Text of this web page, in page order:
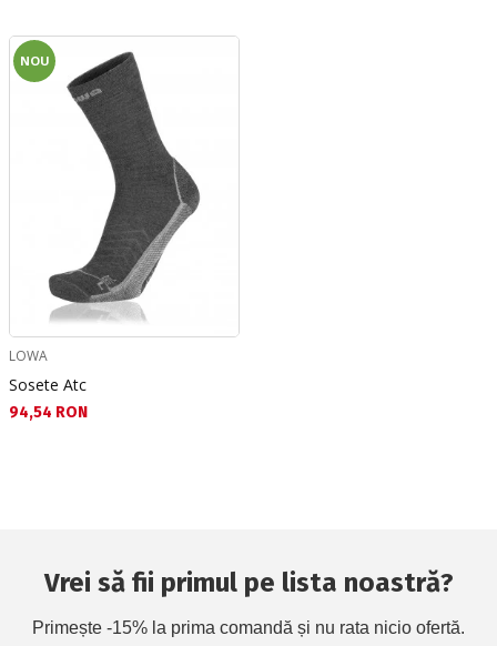
NOU
LOWA
Sosete Atc
Текуща цена:
94,54 RON
Vrei să fii primul pe lista noastră?
Primește -15% la prima comandă și nu rata nicio ofertă.